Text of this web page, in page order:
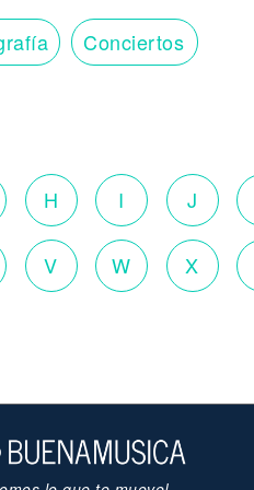
Conciertos
H I J
V W X